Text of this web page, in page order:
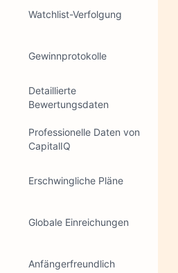
Watchlist-Verfolgung
Gewinnprotokolle
Detaillierte
Bewertungsdaten
Professionelle Daten von
CapitalIQ
Erschwingliche Pläne
Globale Einreichungen
Anfängerfreundlich